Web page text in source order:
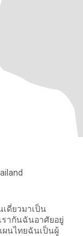
ดี่ยวมาเป็น
รากันฉันอาศัยอยู่
นไทยฉันเป็นผู้